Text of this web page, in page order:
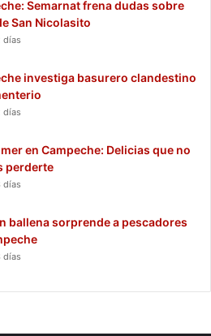
Semarnat frena dudas sobre
San Nicolasito
días
investiga basurero clandestino
días
en Campeche: Delicias que no
perderte
días
ballena sorprende a pescadores
días